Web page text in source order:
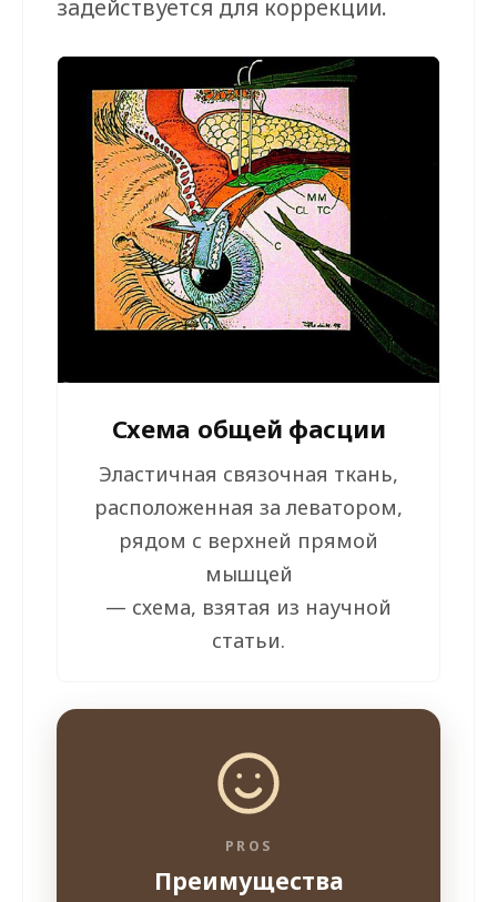
задействуется для коррекции.
Схема общей фасции
Эластичная связочная ткань,
расположенная за леватором,
рядом с верхней прямой
мышцей
— схема, взятая из научной
статьи.
PROS
Преимущества